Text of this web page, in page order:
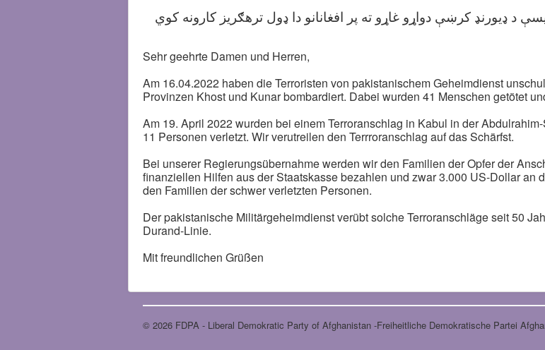
Sehr geehrte Damen und Herren,
Am 16.04.2022 haben die Terroristen von pakistanischem Geheimdienst
Provinzen Khost und Kunar bombardiert. Dabei wurden 41 Menschen getötet
Am 19. April 2022 wurden bei einem Terroranschlag in Kabul in der
11 Personen verletzt. Wir verutreilen den Terrroranschlag auf das Schärfst.
Bei unserer Regierungsübernahme werden wir den Familien der Opfer der
finanziellen Hilfen aus der Staatskasse bezahlen und zwar 3.000 US-Dollar an
den Familien der schwer verletzten Personen.
Der pakistanische Militärgeheimdienst verübt solche Terroranschläge seit 50
Durand-Linie.
Mit freundlichen Grüßen
© 2026 FDPA - Liberal Demokratic Party of Afghanistan -Freiheitliche Demokratische Partei